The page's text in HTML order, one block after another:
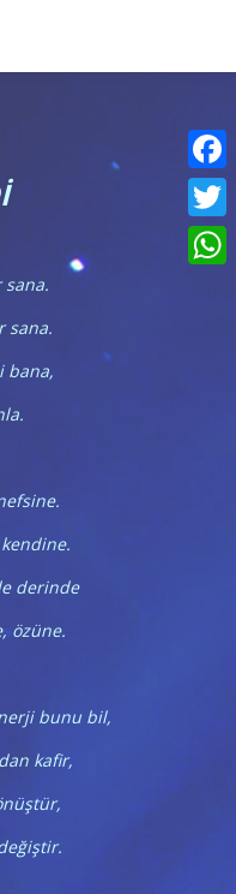
sana.
bana,
derinde
özüne.
bunu bil,
kafir,